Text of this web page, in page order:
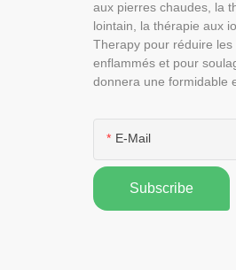
aux pierres chaudes, la
lointain, la thérapie aux
Therapy pour réduire
enflammés et pour
donnera une formidable
E-Mail
Subscribe